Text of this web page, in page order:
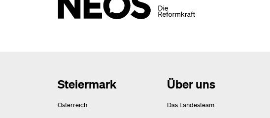
Steiermark
Österreich
Über uns
Das Landesteam